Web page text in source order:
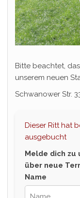
Bitte beachtet,
unserem neuen
Schwanower Str.
Dieser Ritt hat
ausgebucht
Melde dich zu
über neue
Name